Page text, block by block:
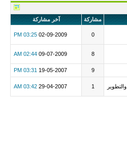
مشاركة آخر مشاركة
0
02-09-2009
03:25 PM
8
09-07-2009
02:44 AM
9
19-05-2007
03:31 PM
1
29-04-2007
03:42 AM